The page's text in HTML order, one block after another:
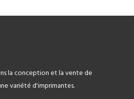
la conception et la vente de
variété d'imprimantes.